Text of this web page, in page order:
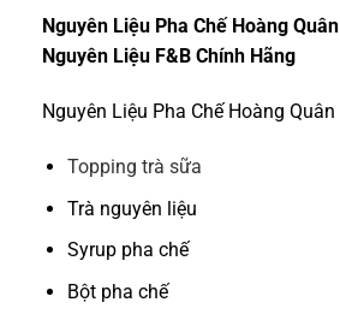
Nguyên Liệu Pha Chế Hoàng
Nguyên Liệu F&B Chính Hãng
Nguyên Liệu Pha Chế Hoàng
Topping trà sữa
Trà nguyên liệu
Syrup pha chế
Bột pha chế